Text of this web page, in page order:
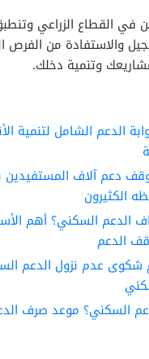
في القطاع الزراعي
والاستفادة من الفرص
وتنمية دخلك.
الدعم الشامل لتنمية
دعم آلاف
الكثيرون
الدعم السكني؟ أهم
الدعم
شكوى عدم نزول الدعم
السكني؟ موعد صرف